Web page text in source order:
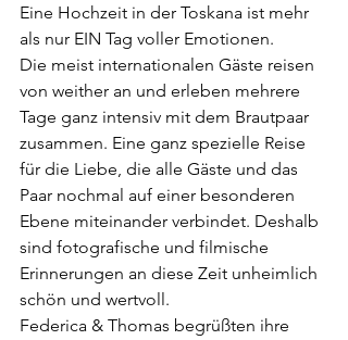
Eine Hochzeit in der Toskana ist mehr
als nur EIN Tag voller Emotionen.
Die meist internationalen Gäste reisen
von weither an und erleben mehrere
Tage ganz intensiv mit dem Brautpaar
zusammen. Eine ganz spezielle Reise
für die Liebe, die alle Gäste und das
Paar nochmal auf einer besonderen
Ebene miteinander verbindet. Deshalb
sind fotografische und filmische
Erinnerungen an diese Zeit unheimlich
schön und wertvoll.
Federica & Thomas begrüßten ihre